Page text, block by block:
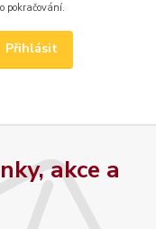
pokračování.
akce a